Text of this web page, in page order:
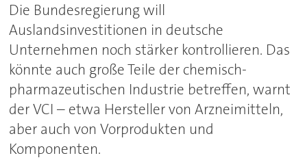
Die Bundesregierung will
Auslandsinvestitionen in deutsche
Unternehmen noch stärker kontrollieren. Das
könnte auch große Teile der chemisch-
pharmazeutischen Industrie betreffen, warnt
der VCI – etwa Hersteller von Arzneimitteln,
aber auch von Vorprodukten und
Komponenten.